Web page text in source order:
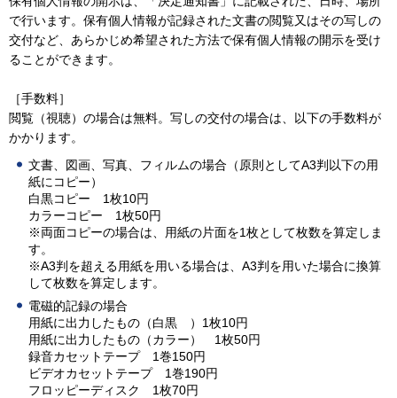
で行います。保有個人情報が記録された文書の閲覧又はその写しの
交付など、あらかじめ希望された方法で保有個人情報の開示を受け
ることができます。
［手数料］
閲覧（視聴）の場合は無料。写しの交付の場合は、以下の手数料が
かかります。
文書、図画、写真、フィルムの場合（原則としてA3判以下の用
紙にコピー）
白黒コピー 1枚10円
カラーコピー 1枚50円
※両面コピーの場合は、用紙の片面を1枚として枚数を算定しま
す。
※A3判を超える用紙を用いる場合は、A3判を用いた場合に換算
して枚数を算定します。
電磁的記録の場合
用紙に出力したもの（白黒 ）1枚10円
用紙に出力したもの（カラー） 1枚50円
録音カセットテープ 1巻150円
ビデオカセットテープ 1巻190円
フロッピーディスク 1枚70円